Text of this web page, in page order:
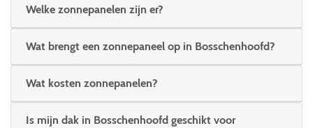
Welke zonnepanelen zijn er?
Wat brengt een zonnepaneel op in Bosschenhoofd?
Wat kosten zonnepanelen?
Is mijn dak in Bosschenhoofd geschikt voor